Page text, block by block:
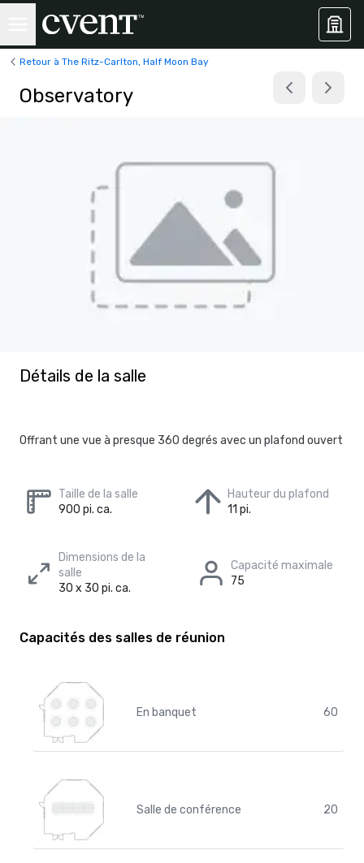
Retour à The Ritz-Carlton, Half Moon Bay
Observatory
Détails de la salle
Offrant une vue à presque 360 degrés avec un plafond ouvert
Taille de la salle
900 pi. ca.
Hauteur du plafond
11 pi.
Dimensions de la
salle
30 x 30 pi. ca.
Capacité maximale
75
Capacités des salles de réunion
En banquet 60
Salle de conférence 20